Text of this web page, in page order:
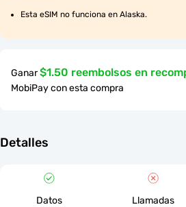
Esta eSIM no funciona en Alaska.
Ganar$1.50 reembolsos en
MobiPay con esta compra
Detalles
Datos Llamadas